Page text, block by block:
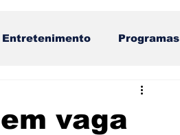
Entretenimento Programas
vaga